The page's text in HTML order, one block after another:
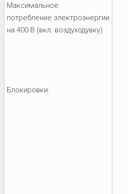
Максимальное
потребление электроэнергии
на 400 В (вкл. воздуходувку)
Блокировки: